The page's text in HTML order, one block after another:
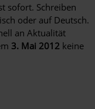
sofort. Schreiben
oder auf Deutsch.
an Aktualität
3. Mai 2012 keine